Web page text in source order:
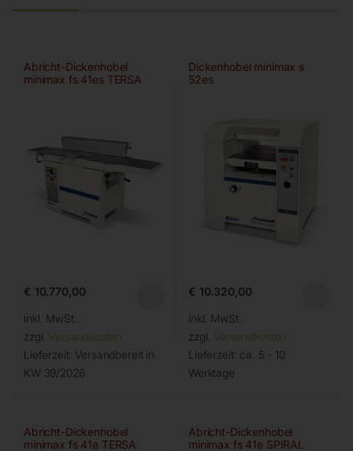
Abricht-Dickenhobel
minimax fs 41es TERSA
€ 10.770,00
inkl. MwSt.
zzgl. Versandkosten
Lieferzeit: Versandbereit in
KW 39/2026
Dickenhobel minimax s
52es
€ 10.320,00
inkl. MwSt.
zzgl. Versandkosten
Lieferzeit: ca. 5 - 10
Werktage
Abricht-Dickenhobel
minimax fs 41e TERSA
Abricht-Dickenhobel
minimax fs 41e SPIRAL